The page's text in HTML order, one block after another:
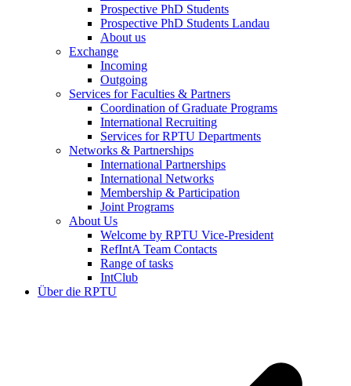
Prospective PhD Students
Prospective PhD Students Landau
About us
Exchange
Incoming
Outgoing
Services for Faculties & Partners
Coordination of Graduate Programs
International Recruiting
Services for RPTU Departments
Networks & Partnerships
International Partnerships
International Networks
Membership & Participation
Joint Programs
About Us
Welcome by RPTU Vice-President
RefIntA Team Contacts
Range of tasks
IntClub
Über die RPTU